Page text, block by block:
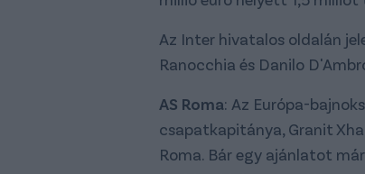
Az Inter hivatalos oldalán
Ranocchia és Danilo
AS Roma: Az Európa-
csapatkapitánya, Granit
Roma. Bár egy ajánlatot